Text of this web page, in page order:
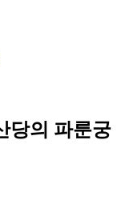
당의 파룬궁